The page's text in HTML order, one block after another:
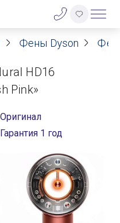
Фены Dyson Фен
HD16
Pink»
Оригинал
Гарантия 1 год